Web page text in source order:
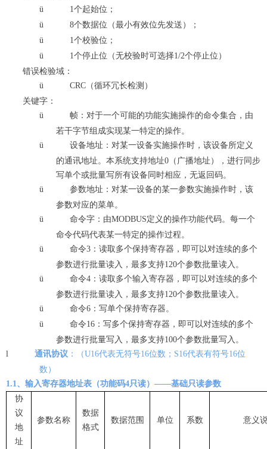
ü
1个起始位；
ü
8个数据位（最小有效位先发送）；
ü
1个校验位；
ü
1个停止位（无校验时可选择1/2个停止位）
错误检验域：
ü
CRC（循环冗长检测）
关键字：
ü
帧：对于一个可能的功能实施操作的命令集合，由
若干字节组成实现某一特定的操作。
ü
设备地址：对某一设备实施操作时，该设备所定义
的通讯地址。本系统支持地址0（广播地址），进行同步
写单个或批量写所有设备同时相应，无返回码。
ü
参数地址：对某一设备的某一参数实施操作时，该
参数对应的菜单。
ü
命令字：由MODBUS定义的操作功能代码。每一个
命令代码代表某一特定的操作过程。
ü
命令3：读取多个保持寄存器，即可以对连续的多个
参数进行批量读入，最多支持120个参数批量读入。
ü
命令4：读取多个输入寄存器，即可以对连续的多个
参数进行批量读入，最多支持120个参数批量读入。
ü
命令6：写单个保持寄存器。
ü
命令16：写多个保持寄存器，即可以对连续的多个
参数进行批量写入，最多支持100个参数批量写入。
l
通讯协议 ：（U16代表无符号16位数；S16代表有符号16位
数）
1.1、输入寄存器地址表（功能码4只读）——基础只读参数
协
议
地
址
参数名称
数据
格式
数据范围 单位 系数 意义